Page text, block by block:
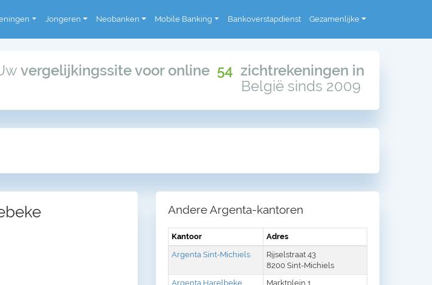
Jongeren Neobanken Mobile Banking Bankoverstapdienst Gezamenlijke
vergelijkingssite voor online 54 zichtrekeningen in
België sinds 2009
Andere Argenta-kantoren
Kantoor
Adres
Argenta Sint-Michiels
Rijselstraat 43
8200 Sint-Michiels
Argenta Harelbeke
Marktplein 1